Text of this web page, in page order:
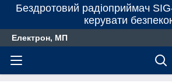
Бездротовий радіоприймач
керувати
Електрон, МП